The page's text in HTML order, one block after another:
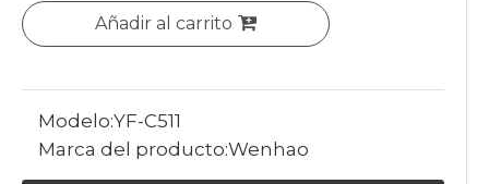
Añadir al carrito
Modelo:YF-C511
Marca del producto:Wenhao